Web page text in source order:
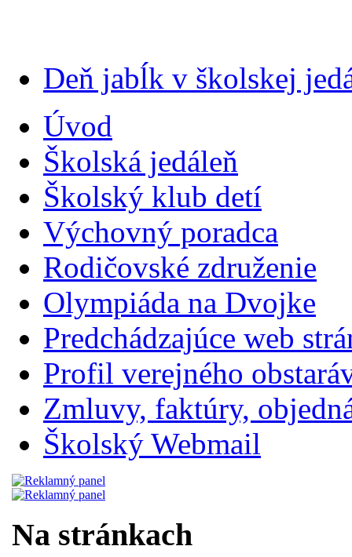
Deň jabĺk v školskej
Úvod
Školská jedáleň
Školský klub detí
Výchovný poradca
Rodičovské združenie
Olympiáda na Dvojke
Predchádzajúce web
Profil verejného
Zmluvy, faktúry,
Školský Webmail
Na stránkach